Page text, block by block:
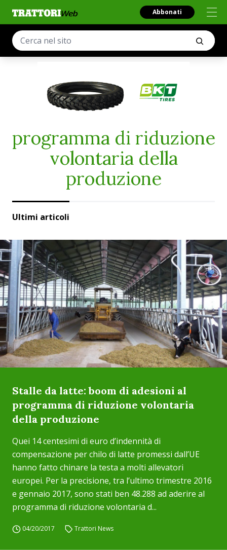
Abbonati
programma di riduzione
volontaria della
produzione
Ultimi articoli
Stalle da latte: boom di adesioni al
programma di riduzione volontaria
della produzione
Quei 14 centesimi di euro d’indennità di
compensazione per chilo di latte promessi dall’UE
hanno fatto chinare la testa a molti allevatori
europei. Per la precisione, tra l’ultimo trimestre 2016
e gennaio 2017, sono stati ben 48.288 ad aderire al
programma di riduzione volontaria d...
04/20/2017 Trattori News